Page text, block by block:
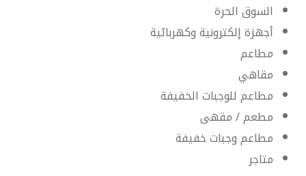
السوق الحرة
أجهزة إلكترونية وكهربائية
مطاعم
مقاهي
مطاعم للوجبات الخفيفة
مطعم / مقهى
مطاعم وجبات خفيفة
متاجر